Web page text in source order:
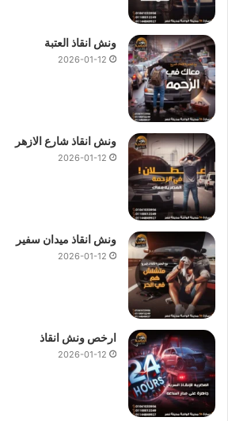
ونش انقاذ العتبة
2026-01-12
ونش انقاذ شارع الازهر
2026-01-12
ونش انقاذ ميدان سفير
2026-01-12
ارخص ونش انقاذ
2026-01-12